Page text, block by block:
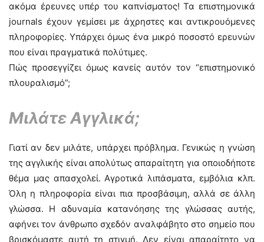
ακόμα έρευνες υπέρ του καπνίσματος! Τα επιστημονικά
journals έχουν γεμίσει με άχρηστες και αντικρουόμενες
πληροφορίες. Υπάρχει όμως ένα μικρό ποσοστό ερευνών
που είναι πραγματικά πολύτιμες.
Πώς προσεγγίζει όμως κανείς αυτόν τον “επιστημονικό
πλουραλισμό”;
Μιλάτε Αγγλικά;
Γιατί αν δεν μιλάτε, υπάρχει πρόβλημα. Γενικώς η γνώση
της αγγλικής είναι απολύτως απαραίτητη για οποιοδήποτε
θέμα μας απασχολεί. Αγροτικά λιπάσματα, εμβόλια κλπ.
Όλη η πληροφορία είναι πια προσβάσιμη, αλλά σε άλλη
γλώσσα. Η αδυναμία κατανόησης της γλώσσας αυτής,
αφήνει τον άνθρωπο σχεδόν αναλφάβητο στο σημείο που
βρισκόμαστε αυτή τη στιγμή. Δεν είναι απαραίτητο να